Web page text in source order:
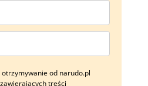
od narudo.pl
treści